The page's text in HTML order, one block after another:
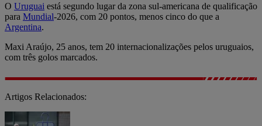
O Uruguai está segundo lugar da zona sul-americana de qualificação
para Mundial-2026, com 20 pontos, menos cinco do que a
Argentina.
Maxi Araújo, 25 anos, tem 20 internacionalizações pelos uruguaios,
com três golos marcados.
Artigos Relacionados: